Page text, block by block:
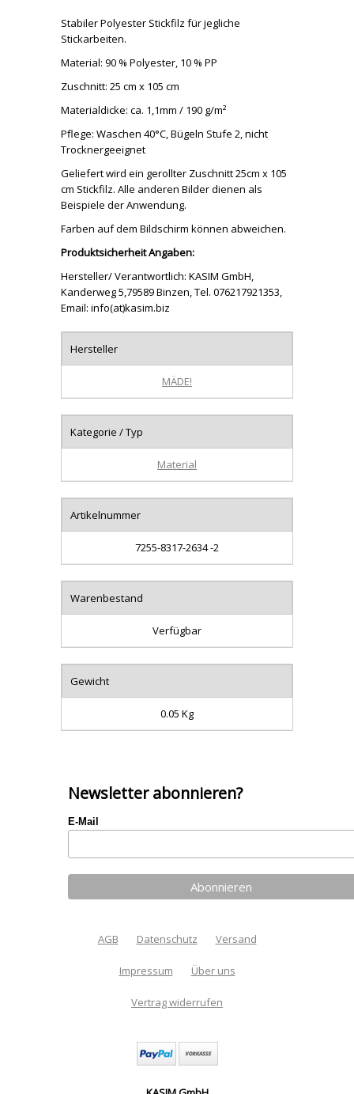
Stabiler Polyester Stickfilz für jegliche
Stickarbeiten.
Material: 90 % Polyester, 10 % PP
Zuschnitt: 25 cm x 105 cm
Materialdicke: ca. 1,1mm / 190 g/m²
Pflege: Waschen 40°C, Bügeln Stufe 2, nicht
Trocknergeeignet
Geliefert wird ein gerollter Zuschnitt 25cm x 105
cm Stickfilz. Alle anderen Bilder dienen als
Beispiele der Anwendung.
Farben auf dem Bildschirm können abweichen.
Produktsicherheit Angaben:
Hersteller/ Verantwortlich: KASIM GmbH,
Kanderweg 5,79589 Binzen, Tel. 076217921353,
Email: info(at)kasim.biz
Hersteller
MÄDE!
Kategorie / Typ
Material
Artikelnummer
7255-8317-2634 -2
Warenbestand
Verfügbar
Gewicht
0.05 Kg
Newsletter abonnieren?
E-Mail
AGB Datenschutz Versand
Impressum Über uns
Vertrag widerrufen